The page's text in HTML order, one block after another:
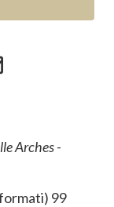
Arches -
99